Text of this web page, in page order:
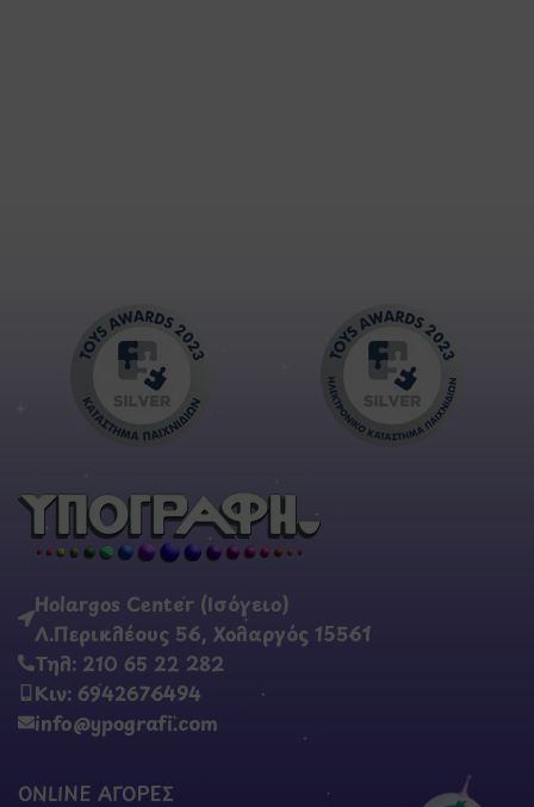
Holargos Center (Ισόγειο)
Λ.Περικλέους 56, Χολαργός 15561
Τηλ: 210 65 22 282
Κιν: 6942676494
info@ypografi.com
ONLINE ΑΓΟΡΕΣ